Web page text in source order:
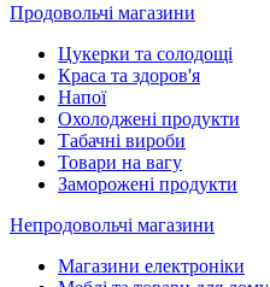
Продовольчі магазини
Цукерки та солодощі
Краса та здоров'я
Напої
Охолоджені продукти
Табачні вироби
Товари на вагу
Заморожені продукти
Непродовольчі магазини
Магазини електроніки